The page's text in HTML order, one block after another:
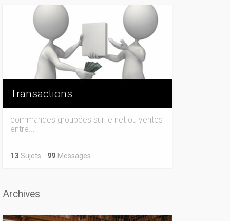
Transactions
commandes groupées sur le net ou ventes
entre...
13 Sujets 99 Messages
Archives